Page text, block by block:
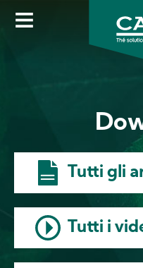
Skip
Tutti gli
Tutti i